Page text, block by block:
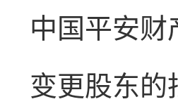
中国平安
变更股东的